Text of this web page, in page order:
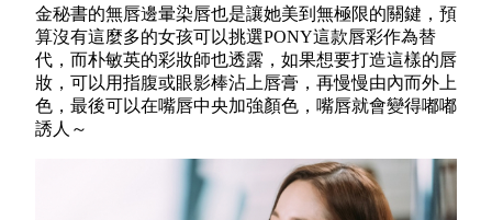
金秘書的無唇邊暈染唇也是讓她美到無極限的關鍵，預
算沒有這麼多的女孩可以挑選PONY這款唇彩作為替
代，而朴敏英的彩妝師也透露，如果想要打造這樣的唇
妝，可以用指腹或眼影棒沾上唇膏，再慢慢由內而外上
色，最後可以在嘴唇中央加強顏色，嘴唇就會變得嘟嘟
誘人～